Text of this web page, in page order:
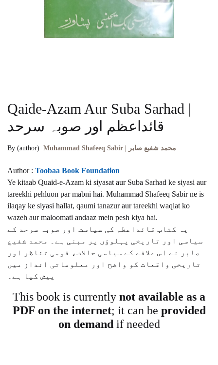
Qaide-Azam Aur Suba Sarhad |
قائداعظم اور صوبہ سرحد
By (author) Muhammad Shafeeq Sabir | محمد شفیع صابر
Author : Toobaa Book Foundation
Ye kitaab Quaid-e-Azam ki siyasat aur Suba Sarhad ke siyasi aur
tareekhi pehluon par mabni hai. Muhammad Shafeeq Sabir ne is
ilaqay ke siyasi hallat, qaumi tanazur aur tareekhi waqiat ko
wazeh aur maloomati andaaz mein pesh kiya hai.
یہ کتاب قائداعظم کی سیاست اور صوبہ سرحد کے
سیاسی اور تاریخی پہلوؤں پر مبنی ہے۔ محمد شفیع
صابر نے اس علاقے کے سیاسی حالات، قومی تناظر اور
تاریخی واقعات کو واضح اور معلوماتی انداز میں
پیش کیا ہے۔
This book is currently not available as a
PDF on the internet; it can be provided
on demandif needed